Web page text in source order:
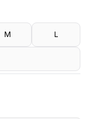
koko S.
M L